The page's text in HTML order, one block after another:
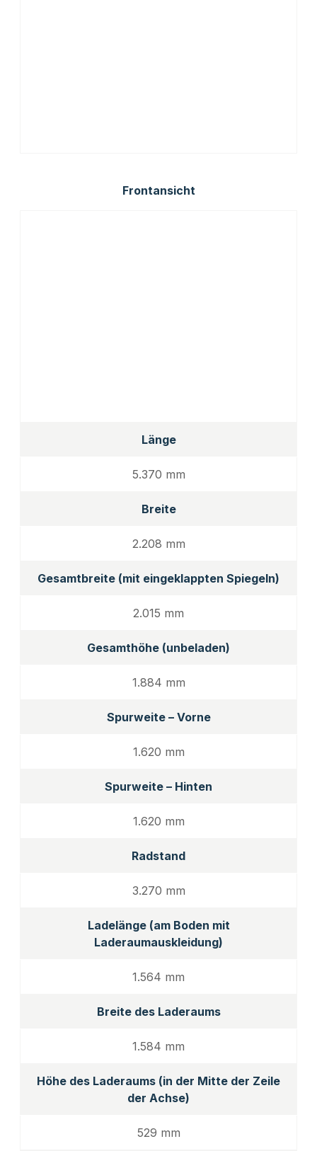
Frontansicht
Länge
5.370 mm
Breite
2.208 mm
Gesamtbreite (mit eingeklappten Spiegeln)
2.015 mm
Gesamthöhe (unbeladen)
1.884 mm
Spurweite – Vorne
1.620 mm
Spurweite – Hinten
1.620 mm
Radstand
3.270 mm
Ladelänge (am Boden mit
Laderaumauskleidung)
1.564 mm
Breite des Laderaums
1.584 mm
Höhe des Laderaums (in der Mitte der Zeile
der Achse)
529 mm